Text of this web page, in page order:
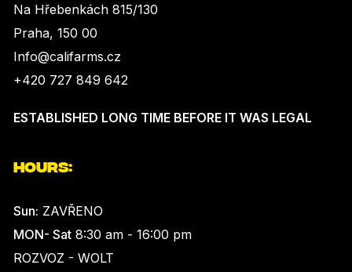
Na Hřebenkách 815/130
Praha, 150 00
Info@califarms.cz
+420 727 849 642
ESTABLISHED LONG TIME BEFORE IT WAS LEGAL
HOURS:
Sun: ZAVŘENO
MON- Sat 8:30 am - 16:00 pm
ROZVOZ - WOLT